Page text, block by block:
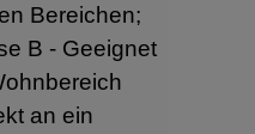
Bereichen;
B - Geeignet
an ein